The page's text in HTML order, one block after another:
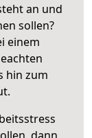
an und
sollen?
einem
hin zum